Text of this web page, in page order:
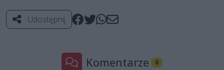
Udostępnij
Komentarze 0